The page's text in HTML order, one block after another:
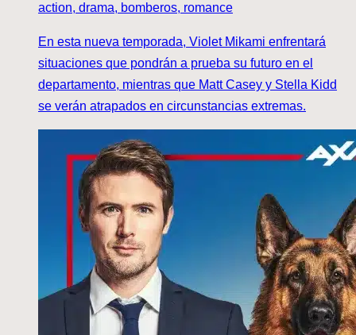
action, drama, bomberos, romance
En esta nueva temporada, Violet Mikami enfrentará
situaciones que pondrán a prueba su futuro en el
departamento, mientras que Matt Casey y Stella Kidd
se verán atrapados en circunstancias extremas.